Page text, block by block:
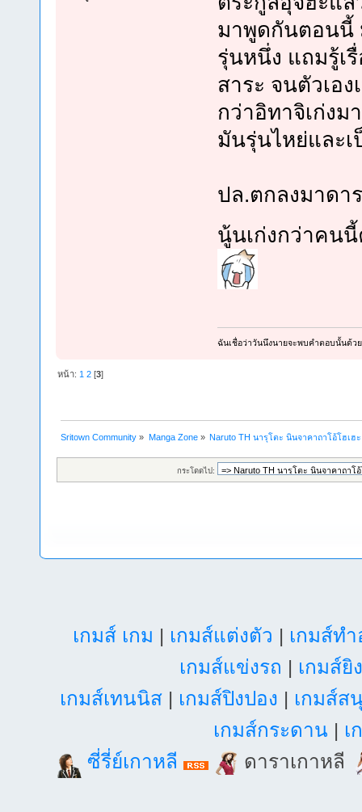
มาพูดกันตอนนี้
รุ่นหนึ่ง แถมรู้เ
สาระ จนตัวเอ
กว่าอิทาจิเก่งม
มันรุ่นไหย่และ
ปล.ตกลงมาดา
นู้นเก่งกว่าคน
ฉันเชื่อว่าวันนึงนายจะพบคำตอบนั้นด้วย
หน้า: 1 2 [3]
Sritown Community » Manga Zone» Naruto TH นารุโตะ นินจาคาถาโอ้โฮเฮ
กระโดดไป:
เกมส์ เกม | เกมส์แต่งตัว | เกมส์ท
เกมส์แข่งรถ | เกมส์ยิ
เกมส์เทนนิส| เกมส์ปิงปอง | เกมส์ส
เกมส์กระดาน | เ
ซี่รี่ย์เกาหลี
ดาราเกาหลี